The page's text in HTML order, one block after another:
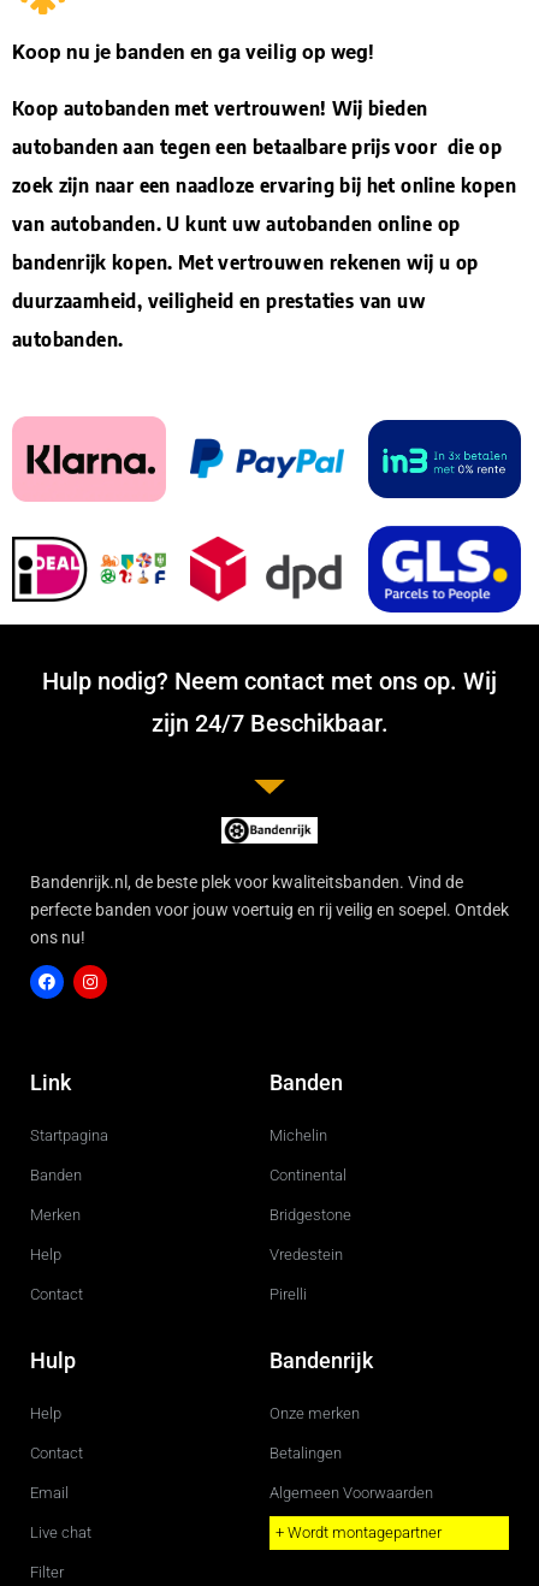
Koop nu je banden en ga veilig op weg!
Koop autobanden met vertrouwen! Wij bieden
autobanden aan tegen een betaalbare prijs voor die op
zoek zijn naar een naadloze ervaring bij het online kopen
van autobanden. U kunt uw autobanden online op
bandenrijk kopen. Met vertrouwen rekenen wij u op
duurzaamheid, veiligheid en prestaties van uw
autobanden.
Hulp nodig? Neem contact met ons op. Wij
zijn 24/7 Beschikbaar.
Bandenrijk.nl, de beste plek voor kwaliteitsbanden. Vind de
perfecte banden voor jouw voertuig en rij veilig en soepel. Ontdek
ons nu!
c
e
o
g
r
Link
Startpagina
Banden
Merken
Help
Contact
Banden
Michelin
Continental
Bridgestone
Vredestein
Pirelli
Hulp
Help
Contact
Email
Live chat
Filter
Bandenrijk
Onze merken
Betalingen
Algemeen Voorwaarden
+ Wordt montagepartner